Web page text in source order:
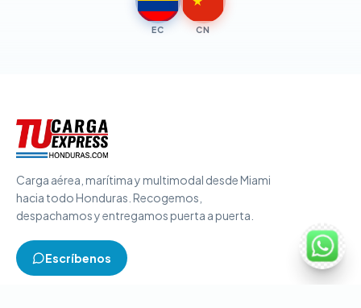
EC CN
Carga aérea, marítima y multimodal desde Miami
hacia todo Honduras. Recogemos,
despachamos y entregamos puerta a puerta.
Escríbenos